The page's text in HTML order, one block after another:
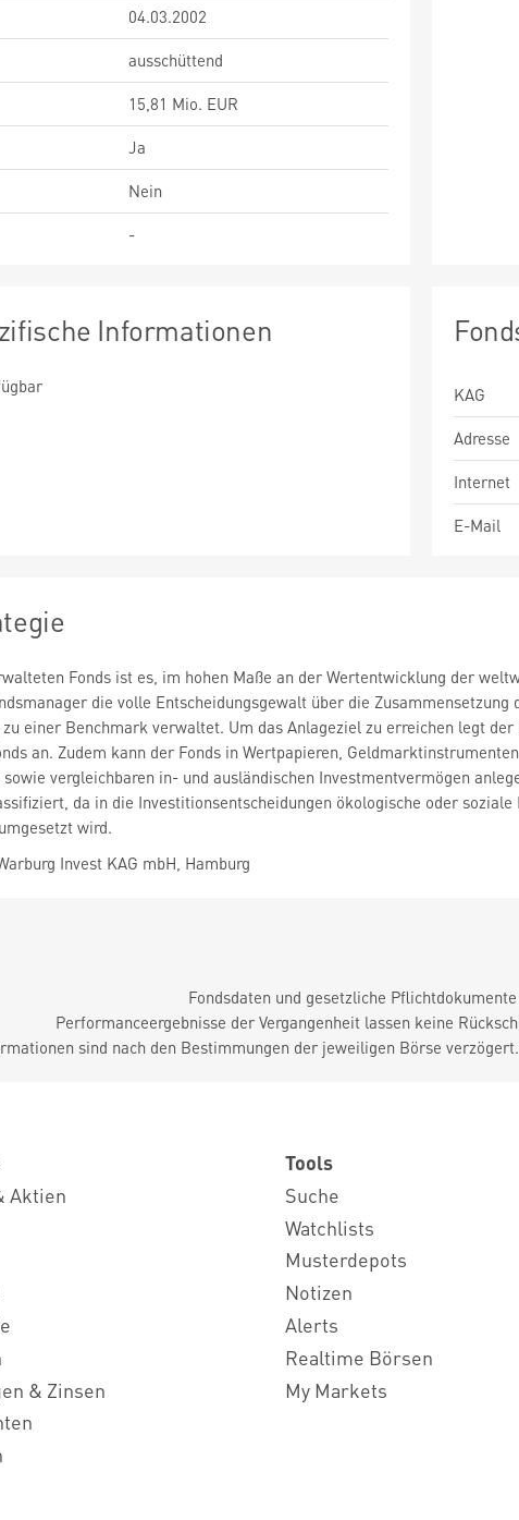
04.03.2002
ausschüttend
15,81 Mio. EUR
Ja
Nein
-
Informationen
KAG
Adresse
Internet
E-Mail
Fonds ist es, im hohen Maße an der Wertentwicklung der
die volle Entscheidungsgewalt über die
einer Benchmark verwaltet. Um das Anlageziel zu erreichen legt
an. Zudem kann der Fonds in Wertpapieren,
vergleichbaren in- und ausländischen Investmentvermögen
da in die Investitionsentscheidungen ökologische oder
wird.
Invest KAG mbH, Hamburg
Fondsdaten und gesetzliche
Performanceergebnisse der Vergangenheit lassen keine
sind nach den Bestimmungen der jeweiligen Börse
Aktien
& Zinsen
Tools
Suche
Watchlists
Musterdepots
Notizen
Alerts
Realtime Börsen
My Markets